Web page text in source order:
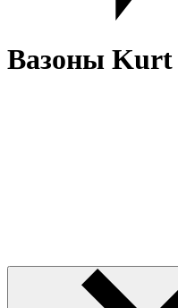
Вазоны Kurt